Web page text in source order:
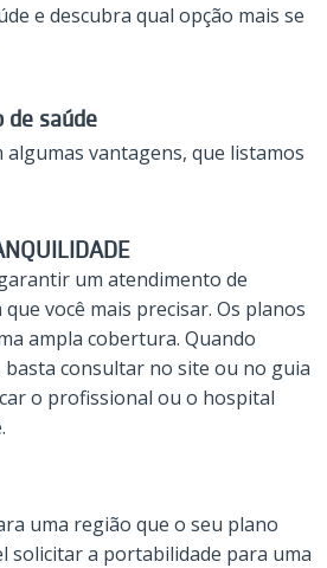
e descubra qual opção mais se
de saúde
algumas vantagens, que listamos
um atendimento de
você mais precisar. Os planos
ampla cobertura. Quando
basta consultar no site ou no guia
o profissional ou o hospital
uma região que o seu plano
solicitar a portabilidade para uma